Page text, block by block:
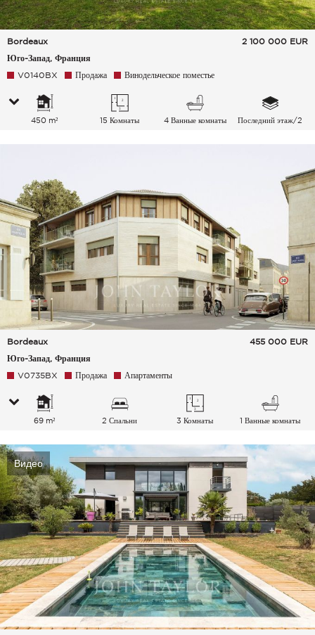
Bordeaux
Юго-Запад, Франция
2 100 000 EUR
V0140BX Продажа Винодельческое поместье
450 m² 15 Комнаты 4 Ванные комнаты Последний этаж/2
Bordeaux
Юго-Запад, Франция
455 000 EUR
V0735BX Продажа Апартаменты
69 m² 2 Спальни 3 Комнаты 1 Ванные комнаты
Видео